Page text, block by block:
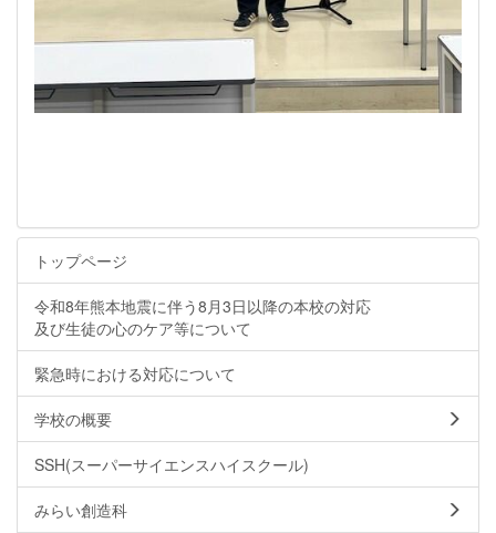
トップページ
令和8年熊本地震に伴う8月3日以降の本校の対応
及び生徒の心のケア等について
緊急時における対応について
学校の概要
SSH(スーパーサイエンスハイスクール)
みらい創造科